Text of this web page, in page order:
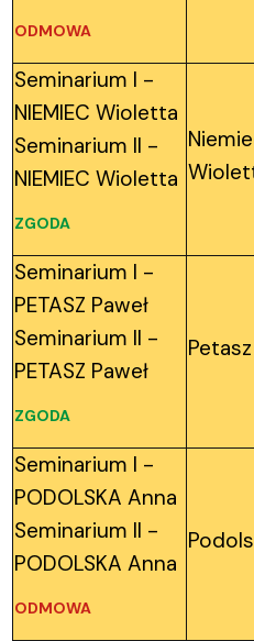
ODMOWA
Seminarium I -
NIEMIEC Wioletta
Seminarium II -
NIEMIEC Wioletta
ZGODA
Seminarium I -
PETASZ Paweł
Seminarium II -
PETASZ Paweł
ZGODA
Seminarium I -
PODOLSKA Anna
Seminarium II -
PODOLSKA Anna
ODMOWA